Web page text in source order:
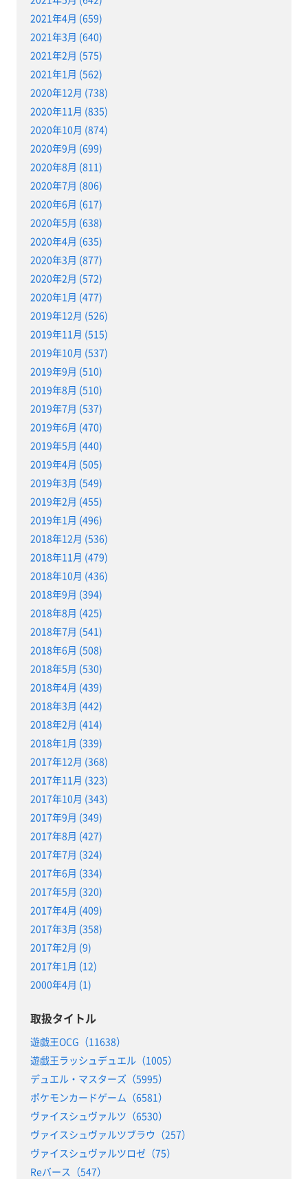
2021年4月 (659)
2021年3月 (640)
2021年2月 (575)
2021年1月 (562)
2020年12月 (738)
2020年11月 (835)
2020年10月 (874)
2020年9月 (699)
2020年8月 (811)
2020年7月 (806)
2020年6月 (617)
2020年5月 (638)
2020年4月 (635)
2020年3月 (877)
2020年2月 (572)
2020年1月 (477)
2019年12月 (526)
2019年11月 (515)
2019年10月 (537)
2019年9月 (510)
2019年8月 (510)
2019年7月 (537)
2019年6月 (470)
2019年5月 (440)
2019年4月 (505)
2019年3月 (549)
2019年2月 (455)
2019年1月 (496)
2018年12月 (536)
2018年11月 (479)
2018年10月 (436)
2018年9月 (394)
2018年8月 (425)
2018年7月 (541)
2018年6月 (508)
2018年5月 (530)
2018年4月 (439)
2018年3月 (442)
2018年2月 (414)
2018年1月 (339)
2017年12月 (368)
2017年11月 (323)
2017年10月 (343)
2017年9月 (349)
2017年8月 (427)
2017年7月 (324)
2017年6月 (334)
2017年5月 (320)
2017年4月 (409)
2017年3月 (358)
2017年2月 (9)
2017年1月 (12)
2000年4月 (1)
取扱タイトル
遊戯王OCG（11638）
遊戯王ラッシュデュエル（1005）
デュエル・マスターズ（5995）
ポケモンカードゲーム（6581）
ヴァイスシュヴァルツ（6530）
ヴァイスシュヴァルツブラウ（257）
ヴァイスシュヴァルツロゼ（75）
Reバース（547）